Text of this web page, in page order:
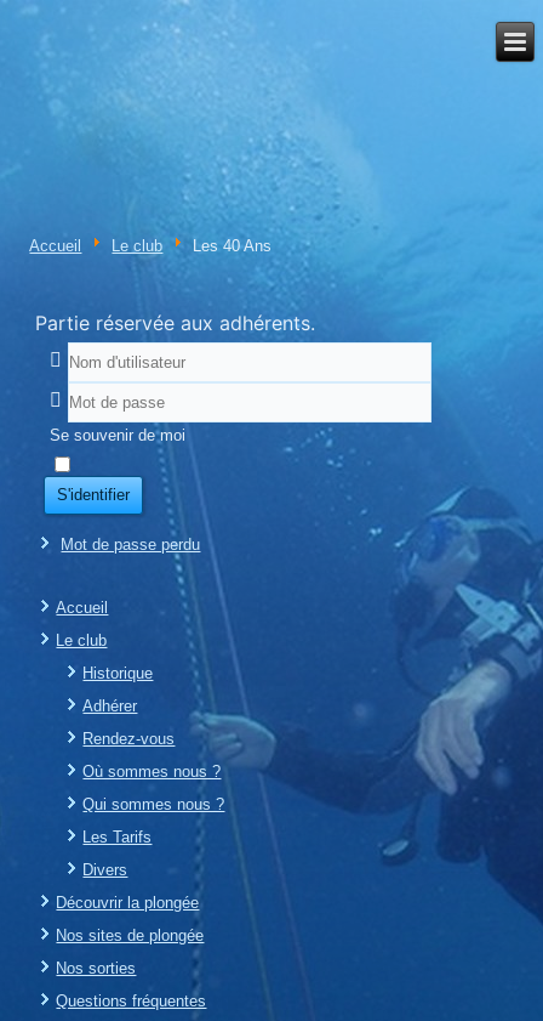
Accueil Le club Les 40 Ans
Partie réservée aux adhérents.
Se souvenir de moi
S'identifier
Mot de passe perdu
Accueil
Le club
Historique
Adhérer
Rendez-vous
Où sommes nous ?
Qui sommes nous ?
Les Tarifs
Divers
Découvrir la plongée
Nos sites de plongée
Nos sorties
Questions fréquentes